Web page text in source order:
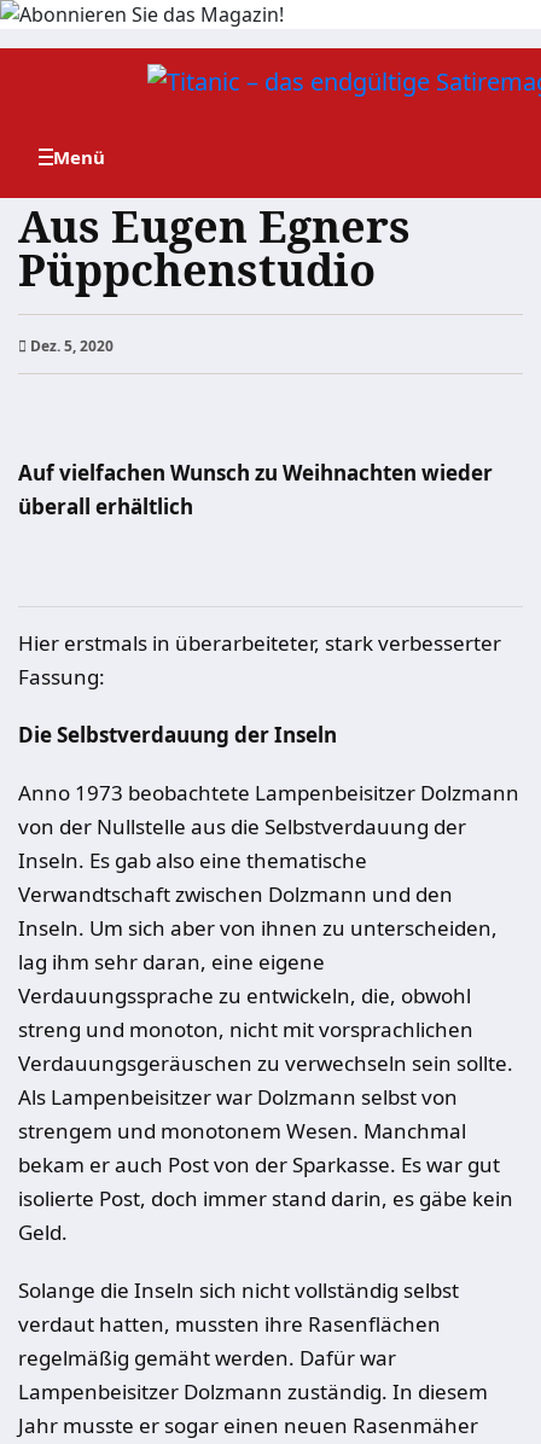
Zum
Aus Eugen Egners
Püppchenstudio
Dez. 5, 2020
Auf vielfachen Wunsch zu Weihnachten wieder
überall erhältlich
Hier erstmals in überarbeiteter, stark verbesserter
Fassung:
Die Selbstverdauung der Inseln
Anno 1973 beobachtete Lampenbeisitzer Dolzmann
von der Nullstelle aus die Selbstverdauung der
Inseln. Es gab also eine thematische
Verwandtschaft zwischen Dolzmann und den
Inseln. Um sich aber von ihnen zu unterscheiden,
lag ihm sehr daran, eine eigene
Verdauungssprache zu entwickeln, die, obwohl
streng und monoton, nicht mit vorsprachlichen
Verdauungsgeräuschen zu verwechseln sein sollte.
Als Lampenbeisitzer war Dolzmann selbst von
strengem und monotonem Wesen. Manchmal
bekam er auch Post von der Sparkasse. Es war gut
isolierte Post, doch immer stand darin, es gäbe kein
Geld.
Solange die Inseln sich nicht vollständig selbst
verdaut hatten, mussten ihre Rasenflächen
regelmäßig gemäht werden. Dafür war
Lampenbeisitzer Dolzmann zuständig. In diesem
Jahr musste er sogar einen neuen Rasenmäher